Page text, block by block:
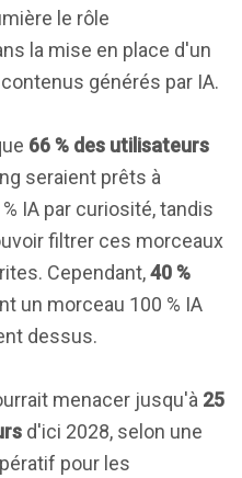
le rôle
la mise en place d'un
générés par IA.
66 % des utilisateurs
seraient prêts à
IA par curiosité, tandis
filtrer ces morceaux
Cependant,40 %
un morceau 100 % IA
dessus.
menacer jusqu'à 25
d'ici 2028, selon une
pour les